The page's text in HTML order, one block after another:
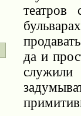
театров
да и